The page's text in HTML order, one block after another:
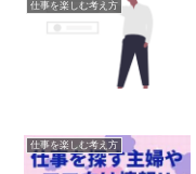
仕事を楽しむ考え方
仕事を楽しむ考え方